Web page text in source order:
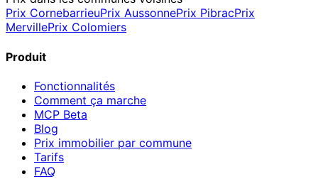
Prix CornebarrieuPrix AussonnePrix PibracPrix
MervillePrix Colomiers
Produit
Fonctionnalités
Comment ça marche
MCP Beta
Blog
Prix immobilier par commune
Tarifs
FAQ